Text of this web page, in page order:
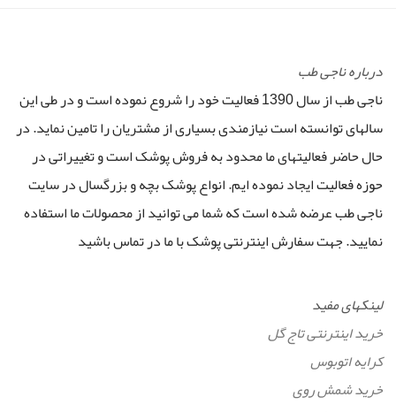
درباره ناجی طب
ناجی طب از سال 1390 فعالیت خود را شروع نموده است و در طی این
سالهای توانسته است نیازمندی بسیاری از مشتریان را تامین نماید. در
حال حاضر فعالیتهای ما محدود به فروش پوشک است و تغییراتی در
حوزه فعالیت ایجاد نموده ایم. انواع پوشک بچه و بزرگسال در سایت
ناجی طب عرضه شده است که شما می توانید از محصولات ما استفاده
نمایید. جهت سفارش اینترنتی پوشک با ما در تماس باشید
لینکهای مفید
خرید اینترنتی تاج گل
کرایه اتوبوس
خرید شمش روی